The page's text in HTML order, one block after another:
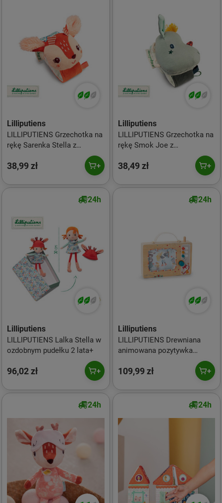
Lilliputiens
LILLIPUTIENS Grzechotka na
rękę Sarenka Stella z
szeleszczącą folią ECO 0 m+
38,99 zł
Lilliputiens
LILLIPUTIENS Grzechotka na
rękę Smok Joe z
szeleszczącą folią ECO 0 m+
38,49 zł
24h
Lilliputiens
LILLIPUTIENS Lalka Stella w
ozdobnym pudełku 2 lata+
96,02 zł
24h
Lilliputiens
LILLIPUTIENS Drewniana
animowana pozytywka
109,99 zł
24h 24h